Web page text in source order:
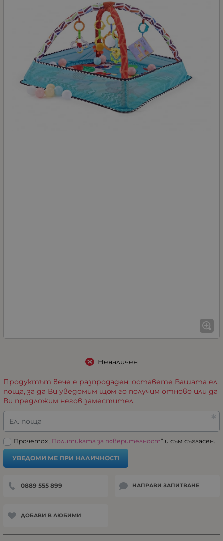
Неналичен
Продуктът вече е разпродаден, оставете Вашата ел.
поща, за да Ви уведомим щом го получим отново или да
Ви предложим негов заместител.
Ел. поща
Прочетох „ Политиката за поверителност“ и съм съгласен.
УВЕДОМИ МЕ ПРИ НАЛИЧНОСТ!
0889 555 899 НАПРАВИ ЗАПИТВАНЕ
ДОБАВИ В ЛЮБИМИ